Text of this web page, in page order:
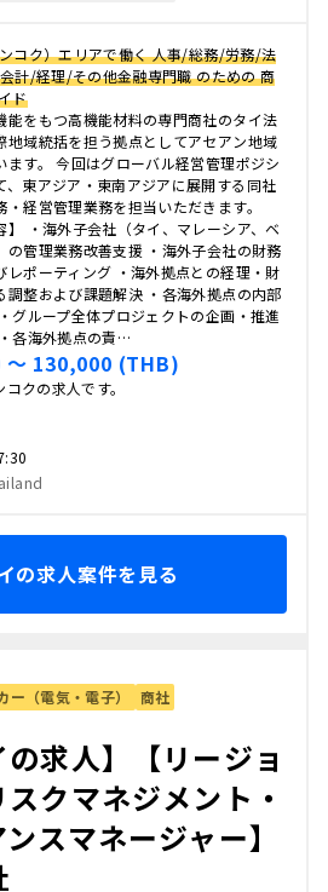
コク）エリアで働く 人事/総務/労務/法
計/経理/その他金融専門職 のための 商
ド
能をもつ高機能材料の専門商社のタイ法
地域統括を担う拠点としてアセアン地域
ます。 今回はグローバル経営管理ポジシ
、東アジア・東南アジアに展開する同社
・経営管理業務を担当いただきます。
】 ・海外子会社（タイ、マレーシア、ベ
の管理業務改善支援 ・海外子会社の財務
レポーティング ・海外拠点との経理・財
調整および課題解決 ・各海外拠点の内部
グループ全体プロジェクトの企画・推進
各海外拠点の責…
〜 130,000 (THB)
クの求人です。
の求人案件を見る
ー（電気・電子）
商社
の求人】【リージョ
クマネジメント・
スマネージャー】